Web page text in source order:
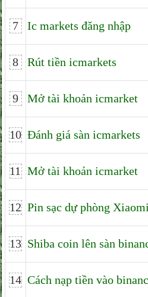
7 Ic markets đăng nhập
8 Rút tiền icmarkets
9 Mở tài khoản icmarket
10 Đánh giá sàn icmarkets
11 Mở tài khoản icmarket
12 Pin sạc dự phòng
13 Shiba coin lên sàn
14 Cách nạp tiền vào